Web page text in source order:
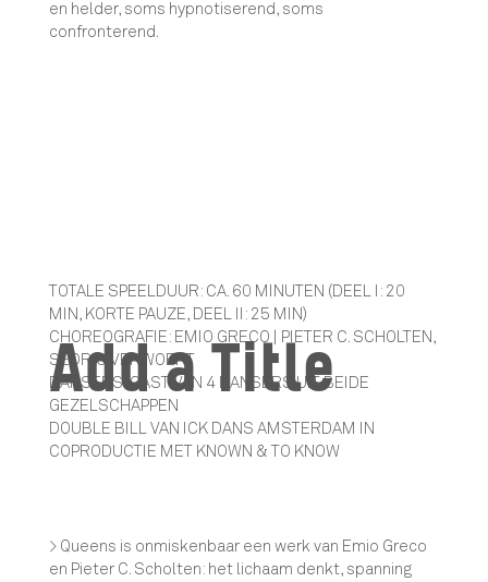
en helder, soms hypnotiserend, soms
confronterend.
Add a Title
TOTALE SPEELDUUR: CA. 60 MINUTEN (DEEL I: 20
MIN, KORTE PAUZE, DEEL II: 25 MIN)
CHOREOGRAFIE: EMIO GRECO | PIETER C. SCHOLTEN,
SEDRIG VERWOERT
DANSERS: CAST VAN 4 DANSERS UIT BEIDE
GEZELSCHAPPEN
DOUBLE BILL VAN ICK DANS AMSTERDAM IN
COPRODUCTIE MET KNOWN & TO KNOW
> Queens is onmiskenbaar een werk van Emio Greco
en Pieter C. Scholten: het lichaam denkt, spanning